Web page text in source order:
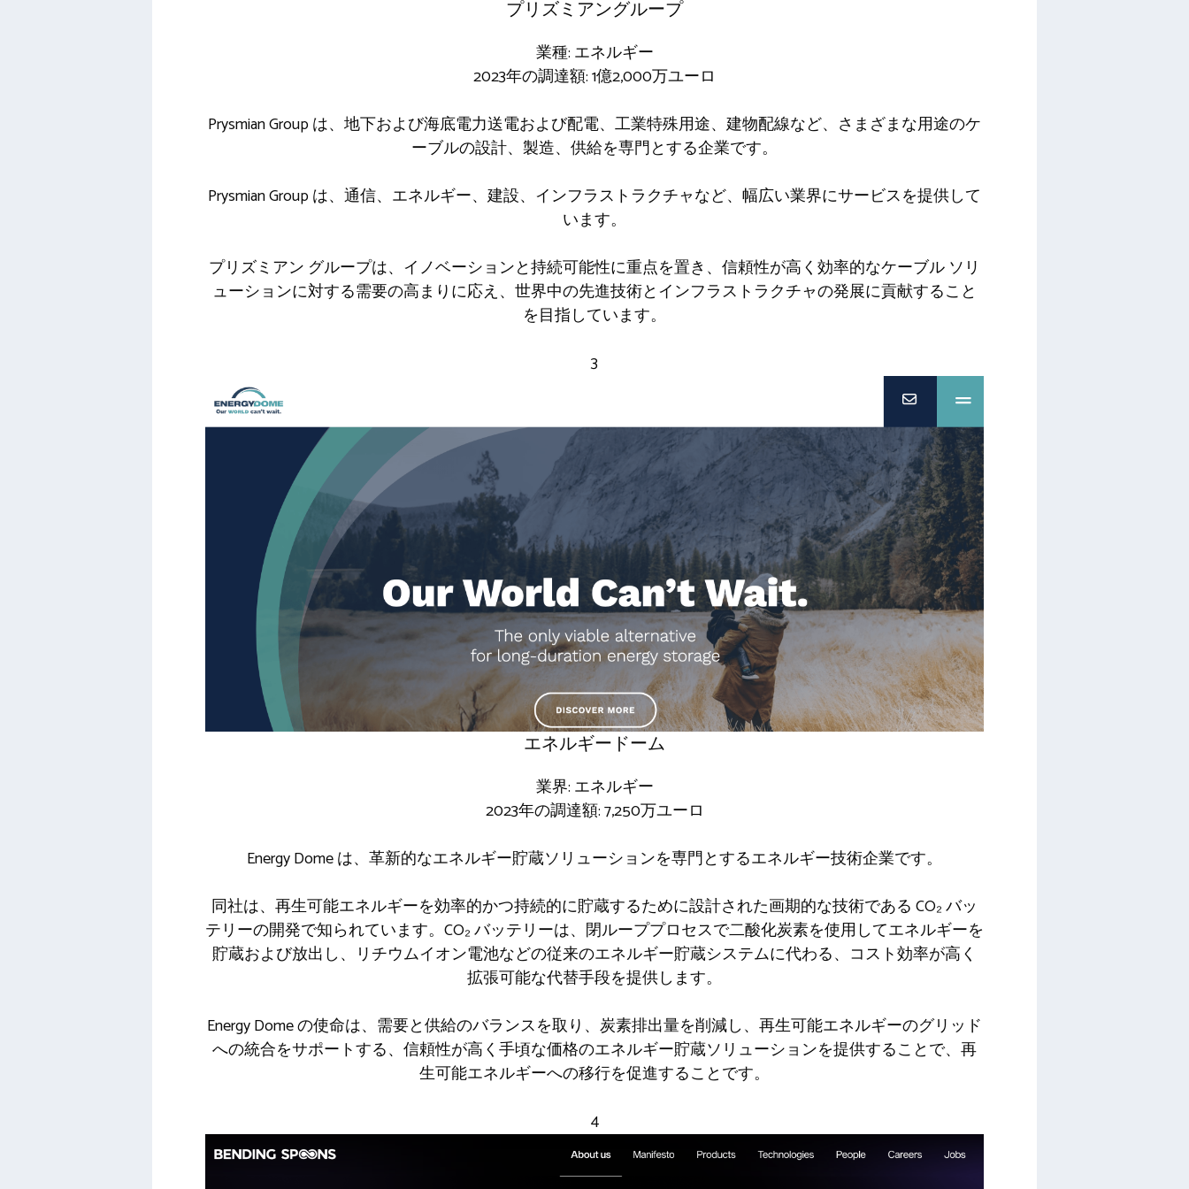
プリズミアングループ
業種: エネルギー
2023年の調達額: 1億2,000万ユーロ
Prysmian Group は、地下および海底電力送電および配電、工業特殊用途、建物配線など、さまざまな用途のケ
ーブルの設計、製造、供給を専門とする企業です。
Prysmian Group は、通信、エネルギー、建設、インフラストラクチャなど、幅広い業界にサービスを提供して
います。
プリズミアン グループは、イノベーションと持続可能性に重点を置き、信頼性が高く効率的なケーブル ソリ
ューションに対する需要の高まりに応え、世界中の先進技術とインフラストラクチャの発展に貢献すること
を目指しています。
3
エネルギードーム
業界: エネルギー
2023年の調達額: 7,250万ユーロ
Energy Dome は、革新的なエネルギー貯蔵ソリューションを専門とするエネルギー技術企業です。
同社は、再生可能エネルギーを効率的かつ持続的に貯蔵するために設計された画期的な技術である CO₂ バッ
テリーの開発で知られています。CO₂ バッテリーは、閉ループプロセスで二酸化炭素を使用してエネルギーを
貯蔵および放出し、リチウムイオン電池などの従来のエネルギー貯蔵システムに代わる、コスト効率が高く
拡張可能な代替手段を提供します。
Energy Dome の使命は、需要と供給のバランスを取り、炭素排出量を削減し、再生可能エネルギーのグリッド
への統合をサポートする、信頼性が高く手頃な価格のエネルギー貯蔵ソリューションを提供することで、再
生可能エネルギーへの移行を促進することです。
4